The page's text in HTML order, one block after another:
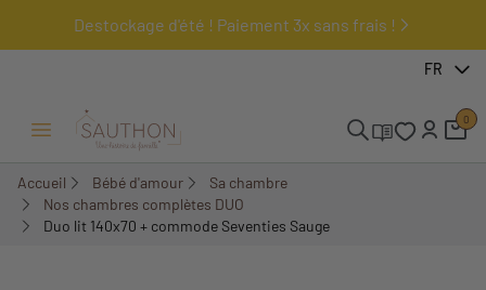
Destockage d'été ! Paiement 3x sans frais !
FR
Ouvrir/Fermer menu
0
Accueil Bébé d'amour
Sa chambre
Nos chambres complètes DUO
Duo lit 140x70 + commode Seventies Sauge